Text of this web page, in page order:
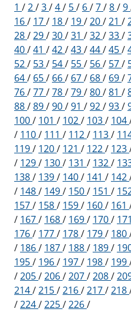
1 /2/3/4/ 5/ 6/7/8/9
16/ 17/ 18/ 19/20/21 /
28/29/30/31 /32/33/
40/41 /42/43/44/45/
52/ 53/ 54/ 55/ 56/ 57/
64/ 65/ 66/ 67/ 68/ 69/
76/77/78/79/80/81 /
88/89/90/91 /92/93/
100/ 101 / 102/ 103/ 104
/ 110/ 111 / 112/ 113/
119/ 120/ 121 / 122/ 123
/ 129/ 130/ 131 / 132/
138/ 139/ 140/ 141 / 142
/ 148/ 149/ 150/ 151 /
157/ 158/ 159/ 160/ 161
/ 167/ 168/ 169/ 170/ 171
176/ 177/ 178/ 179/ 180
/ 186/ 187/ 188/ 189/
195/ 196/ 197/ 198/ 199
/205/206/207/208/
214/215/216/217/218
/224/225/226/